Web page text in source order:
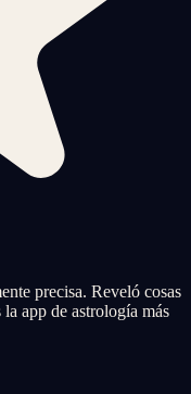
precisa. Reveló cosas
app de astrología más